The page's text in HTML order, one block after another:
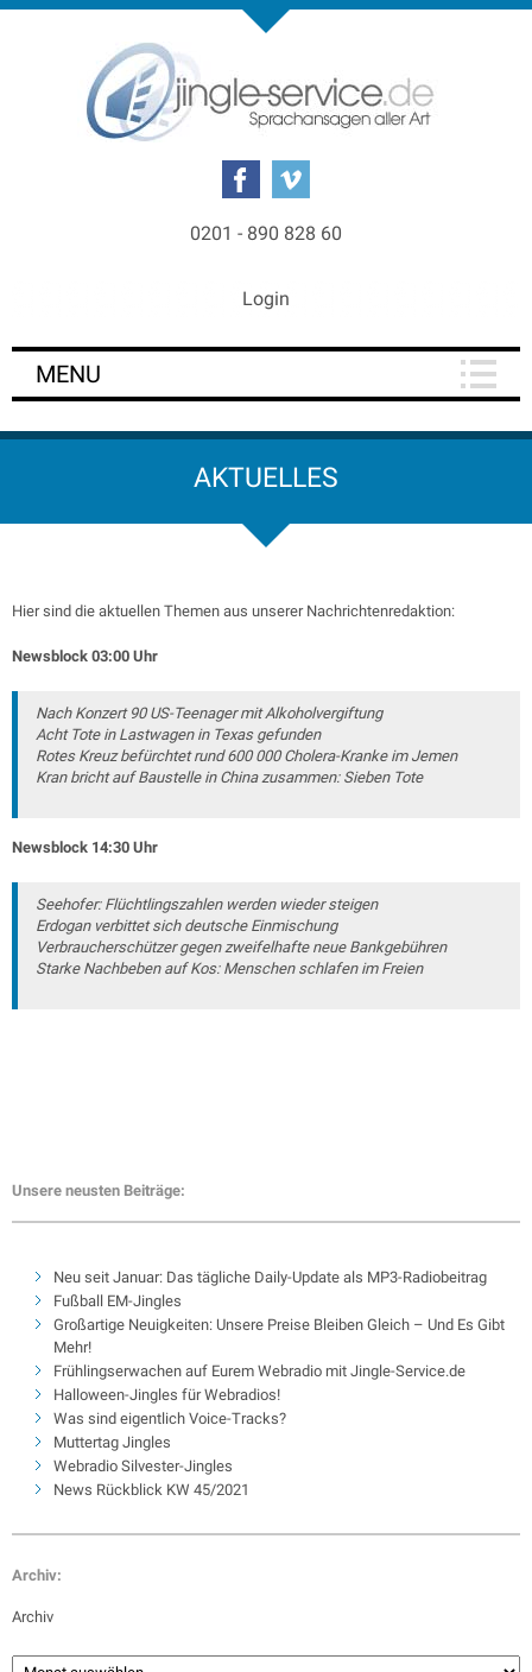
0201 - 890 828 60
Login
MENU
AKTUELLES
Hier sind die aktuellen Themen aus unserer Nachrichtenredaktion:
Newsblock 03:00 Uhr
Nach Konzert 90 US-Teenager mit Alkoholvergiftung
Acht Tote in Lastwagen in Texas gefunden
Rotes Kreuz befürchtet rund 600 000 Cholera-Kranke im Jemen
Kran bricht auf Baustelle in China zusammen: Sieben Tote
Newsblock 14:30 Uhr
Seehofer: Flüchtlingszahlen werden wieder steigen
Erdogan verbittet sich deutsche Einmischung
Verbraucherschützer gegen zweifelhafte neue Bankgebühren
Starke Nachbeben auf Kos: Menschen schlafen im Freien
Unsere neusten Beiträge:
Neu seit Januar: Das tägliche Daily-Update als MP3-Radiobeitrag
Fußball EM-Jingles
Großartige Neuigkeiten: Unsere Preise Bleiben Gleich – Und Es Gibt
Mehr!
Frühlingserwachen auf Eurem Webradio mit Jingle-Service.de
Halloween-Jingles für Webradios!
Was sind eigentlich Voice-Tracks?
Muttertag Jingles
Webradio Silvester-Jingles
News Rückblick KW 45/2021
Archiv:
Archiv